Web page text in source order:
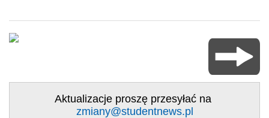
Aktualizacje proszę przesyłać na
zmiany@studentnews.pl